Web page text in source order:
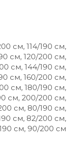
см, 114/190 см,
см, 120/200 см,
см, 144/190 см,
см, 160/200 см,
см, 180/190 см,
см, 200/200 см,
см, 80/190 см,
см, 82/200 см,
см, 90/200 см